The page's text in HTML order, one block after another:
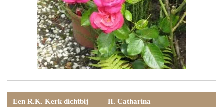
Een R.K. Kerk dichtbij H. Catharina